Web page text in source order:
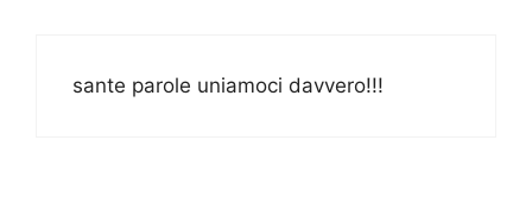
sante parole uniamoci davvero!!!